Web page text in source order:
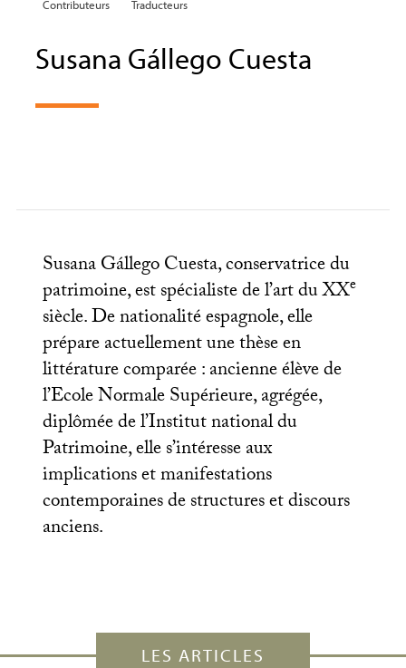
Contributeurs Traducteurs
Susana Gállego Cuesta
Susana Gállego Cuesta, conservatrice du
patrimoine, est spécialiste de l’art duXXe
siècle. De nationalité espagnole, elle
prépare actuellement une thèse en
littérature comparée : ancienne élève de
l’Ecole Normale Supérieure, agrégée,
diplômée de l’Institut national du
Patrimoine, elle s’intéresse aux
implications et manifestations
contemporaines de structures et discours
anciens.
LES ARTICLES